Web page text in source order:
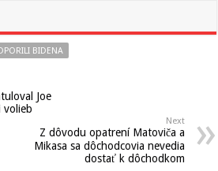
BIDENA
Joe
volieb
Next
Z dôvodu opatrení Matoviča a
Mikasa sa dôchodcovia nevedia
dostať k dôchodkom